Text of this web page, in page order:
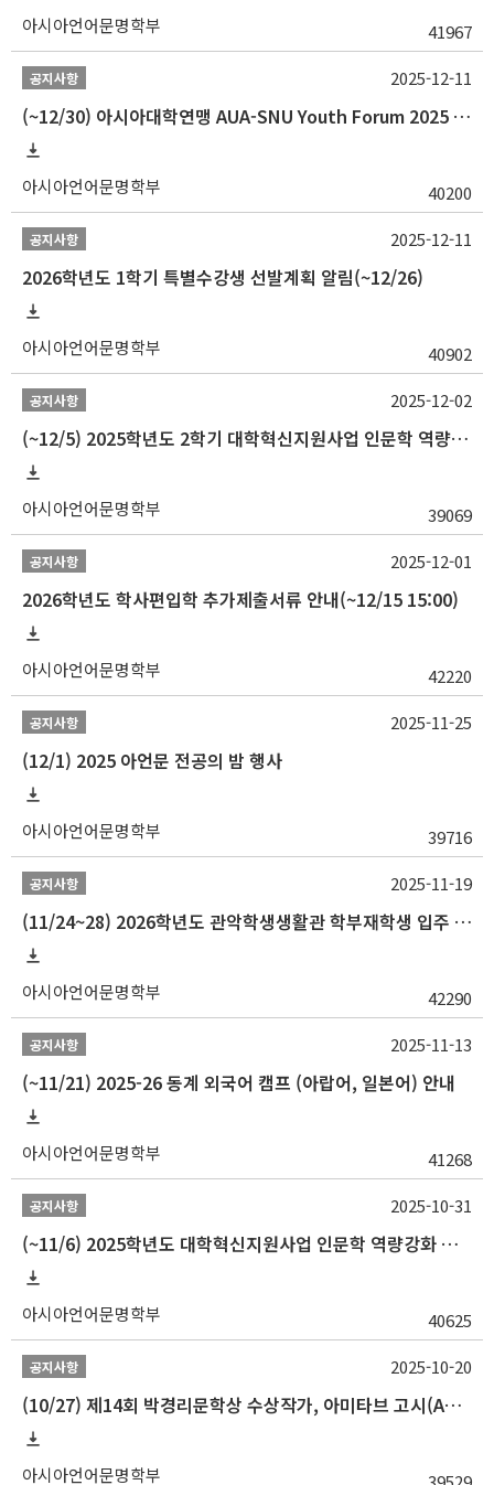
아시아언어문명학부 41967
공지사항
(~12/30) 아시아대학연맹 AUA-SNU Youth Forum 2025 참가자 선발 안내
아시아언어문명학부 40200
2025-12-11
공지사항
2026학년도 1학기 특별수강생 선발계획 알림(~12/26)
아시아언어문명학부 40902
2025-12-11
공지사항
(~12/5) 2025학년도 2학기 대학혁신지원사업 인문학 역량강화 국제학술대회 참가 경비 지원 안내(2차)
아시아언어문명학부 39069
2025-12-02
공지사항
2026학년도 학사편입학 추가제출서류 안내(~12/15 15:00)
아시아언어문명학부 42220
2025-12-01
공지사항
(12/1) 2025 아언문 전공의 밤 행사
아시아언어문명학부 39716
2025-11-25
공지사항
(11/24~28) 2026학년도 관악학생생활관 학부재학생 입주 신청 일정 안내
아시아언어문명학부 42290
2025-11-19
공지사항
(~11/21) 2025-26 동계 외국어 캠프 (아랍어, 일본어) 안내
아시아언어문명학부 41268
2025-11-13
공지사항
(~11/6) 2025학년도 대학혁신지원사업 인문학 역량강화 동계 인턴십 참가자 선발 안내
아시아언어문명학부 40625
2025-10-31
공지사항
(10/27) 제14회 박경리문학상 수상작가, 아미타브 고시(Amitav Ghosh) 강연 안내
아시아언어문명학부
2025-10-20